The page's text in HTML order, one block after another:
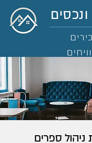
ניהול ספרים